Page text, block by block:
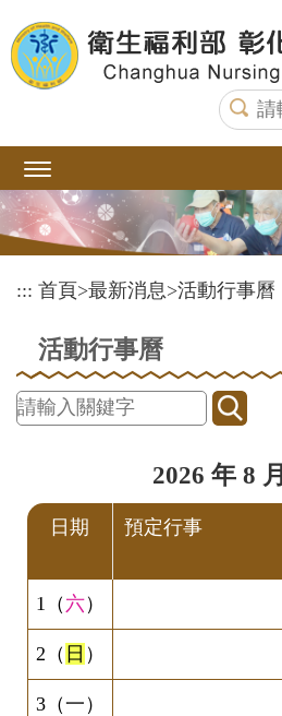
到
主
::: 首頁>最新消息>活動行事曆
活動行事曆
2026 年 8 月
日期 預定行事
1（ 六）
2（ 日 ）
3（一）